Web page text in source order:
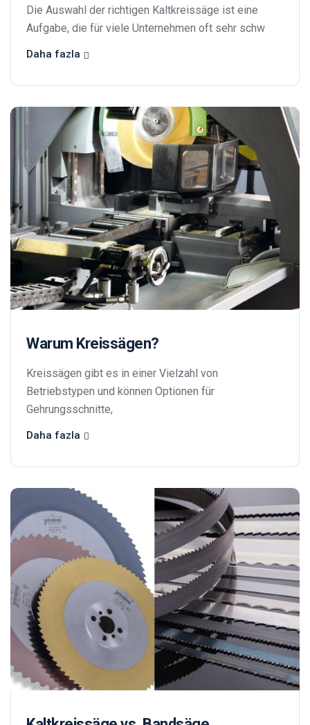
Die Auswahl der richtigen Kaltkreissäge ist eine
Aufgabe, die für viele Unternehmen oft sehr schw
Daha fazla
Warum Kreissägen?
Kreissägen gibt es in einer Vielzahl von
Betriebstypen und können Optionen für
Gehrungsschnitte,
Daha fazla